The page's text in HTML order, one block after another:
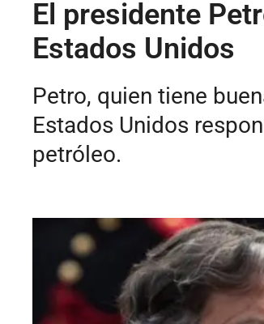
El presidente
Estados Unidos
Petro, quien tiene
Estados Unidos
petróleo.